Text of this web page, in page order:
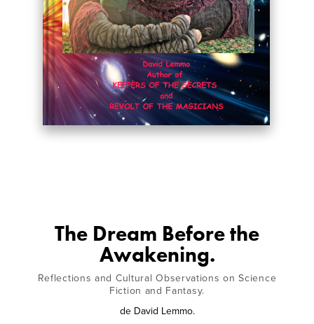
The Dream Before the
Awakening.
Reflections and Cultural Observations on Science
Fiction and Fantasy.
de David Lemmo.